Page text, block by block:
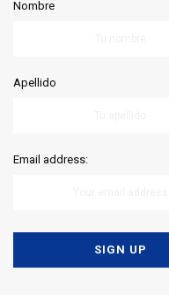
Nombre
Apellido
Email address: